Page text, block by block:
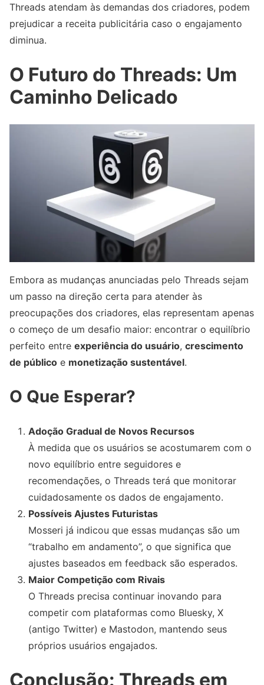
Threads atendam às demandas dos criadores, podem
prejudicar a receita publicitária caso o engajamento
diminua.
O Futuro do Threads: Um
Caminho Delicado
Embora as mudanças anunciadas pelo Threads sejam
um passo na direção certa para atender às
preocupações dos criadores, elas representam apenas
o começo de um desafio maior: encontrar o equilíbrio
perfeito entre experiência do usuário, crescimento
de público e monetização sustentável.
O Que Esperar?
Adoção Gradual de Novos Recursos
À medida que os usuários se acostumarem com o
novo equilíbrio entre seguidores e
recomendações, o Threads terá que monitorar
cuidadosamente os dados de engajamento.
Possíveis Ajustes Futuristas
Mosseri já indicou que essas mudanças são um
“trabalho em andamento”, o que significa que
ajustes baseados em feedback são esperados.
Maior Competição com Rivais
O Threads precisa continuar inovando para
competir com plataformas como Bluesky, X
(antigo Twitter) e Mastodon, mantendo seus
próprios usuários engajados.
Conclusão: Threads em